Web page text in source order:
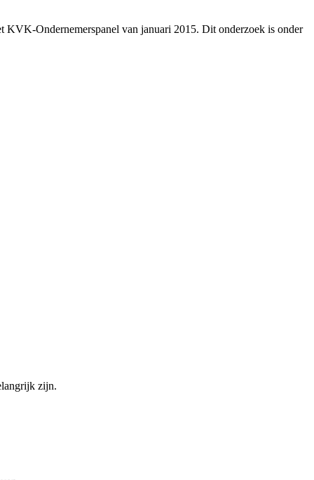
KVK-Ondernemerspanel van januari 2015. Dit onderzoek is onder
zijn.